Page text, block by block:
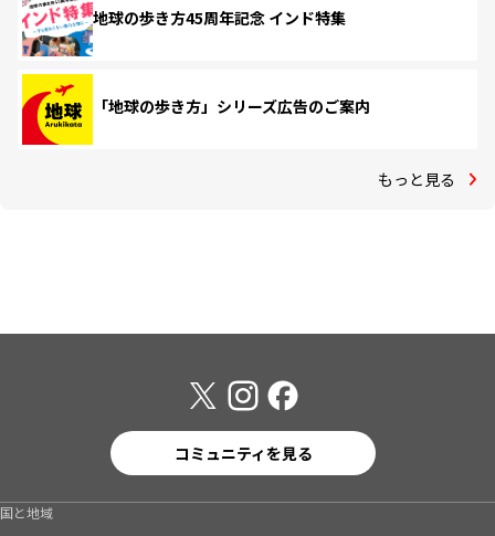
地球の歩き方45周年記念 インド特集
「地球の歩き方」シリーズ広告のご案内
もっと見る
コミュニティを見る
国と地域